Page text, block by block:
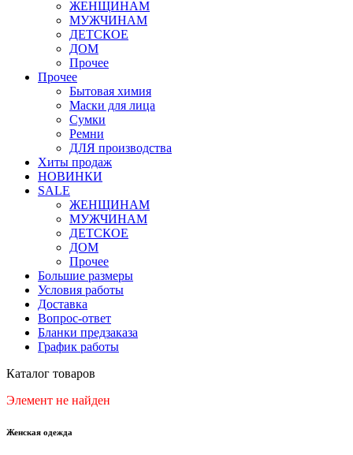
ЖЕНЩИНАМ
МУЖЧИНАМ
ДЕТСКОЕ
ДОМ
Прочее
Прочее
Бытовая химия
Маски для лица
Сумки
Ремни
ДЛЯ производства
Хиты продаж
НОВИНКИ
SALE
ЖЕНЩИНАМ
МУЖЧИНАМ
ДЕТСКОЕ
ДОМ
Прочее
Большие размеры
Условия работы
Доставка
Вопрос-ответ
Бланки предзаказа
График работы
Каталог товаров
Элемент не найден
Женская одежда